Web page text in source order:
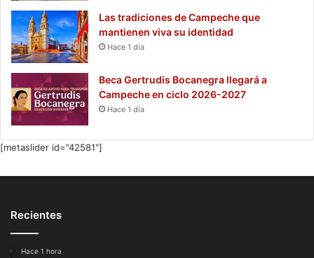
Las tradiciones de Campeche que
mantienen viva su identidad
Hace 1 día
Beca Gertrudis Bocanegra llegará a
Campeche en ciclo 2026-2027
Hace 1 día
[metaslider id="42581"]
Recientes
Hace 1 hora